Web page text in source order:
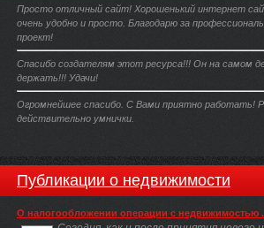
Просто отличный сайт! Хорошенький интернет
очень удобно и просто. Благодарю за
проект!
Спасибо создателям этот ресурса!!! Он на самом
держать!!! Удачи!
Огромнейшее спасибо. С Вами приятно работать!
действительно умнички.
Публикации о недвижимости
О налогообложении операции с недвижимостью